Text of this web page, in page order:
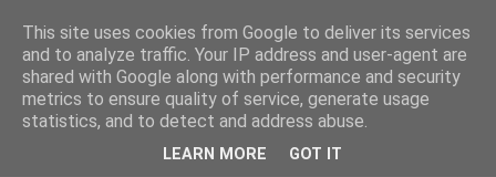
This site uses cookies from Google to deliver its services
and to analyze traffic. Your IP address and user-agent are
shared with Google along with performance and security
metrics to ensure quality of service, generate usage
statistics, and to detect and address abuse.
LEARN MORE GOT IT